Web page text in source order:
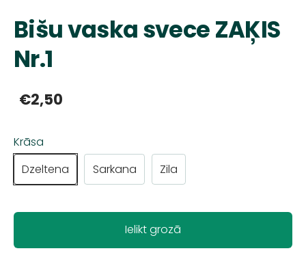
Bišu vaska svece ZAĶIS
Nr.1
€2,50
Krāsa
Dzeltena
Sarkana Zila
Ielikt grozā